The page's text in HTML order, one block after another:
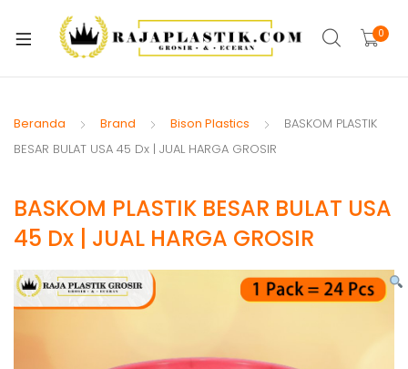
0
Beranda Brand Bison Plastics
BASKOM PLASTIK
BESAR BULAT USA 45 Dx | JUAL HARGA GROSIR
BASKOM PLASTIK BESAR BULAT USA
45 Dx | JUAL HARGA GROSIR